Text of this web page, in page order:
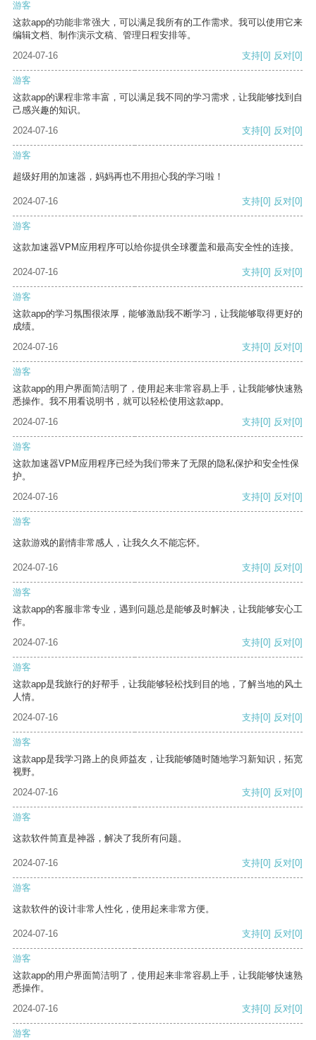
游客
这款app的功能非常强大，可以满足我所有的工作需求。我可以使用它来
编辑文档、制作演示文稿、管理日程安排等。
2024-07-16
支持[0] 反对[0]
游客
这款app的课程非常丰富，可以满足我不同的学习需求，让我能够找到自
己感兴趣的知识。
2024-07-16
支持[0] 反对[0]
游客
超级好用的加速器，妈妈再也不用担心我的学习啦！
2024-07-16 支持[0] 反对[0]
游客
这款加速器VPM应用程序可以给你提供全球覆盖和最高安全性的连接。
2024-07-16 支持[0] 反对[0]
游客
这款app的学习氛围很浓厚，能够激励我不断学习，让我能够取得更好的
成绩。
2024-07-16
支持[0] 反对[0]
游客
这款app的用户界面简洁明了，使用起来非常容易上手，让我能够快速熟
悉操作。我不用看说明书，就可以轻松使用这款app。
2024-07-16
支持[0] 反对[0]
游客
这款加速器VPM应用程序已经为我们带来了无限的隐私保护和安全性保
护。
2024-07-16
支持[0] 反对[0]
游客
这款游戏的剧情非常感人，让我久久不能忘怀。
2024-07-16 支持[0] 反对[0]
游客
这款app的客服非常专业，遇到问题总是能够及时解决，让我能够安心工
作。
2024-07-16
支持[0] 反对[0]
游客
这款app是我旅行的好帮手，让我能够轻松找到目的地，了解当地的风土
人情。
2024-07-16
支持[0] 反对[0]
游客
这款app是我学习路上的良师益友，让我能够随时随地学习新知识，拓宽
视野。
2024-07-16
支持[0] 反对[0]
游客
这款软件简直是神器，解决了我所有问题。
2024-07-16 支持[0] 反对[0]
游客
这款软件的设计非常人性化，使用起来非常方便。
2024-07-16 支持[0] 反对[0]
游客
这款app的用户界面简洁明了，使用起来非常容易上手，让我能够快速熟
悉操作。
2024-07-16
支持[0] 反对[0]
游客